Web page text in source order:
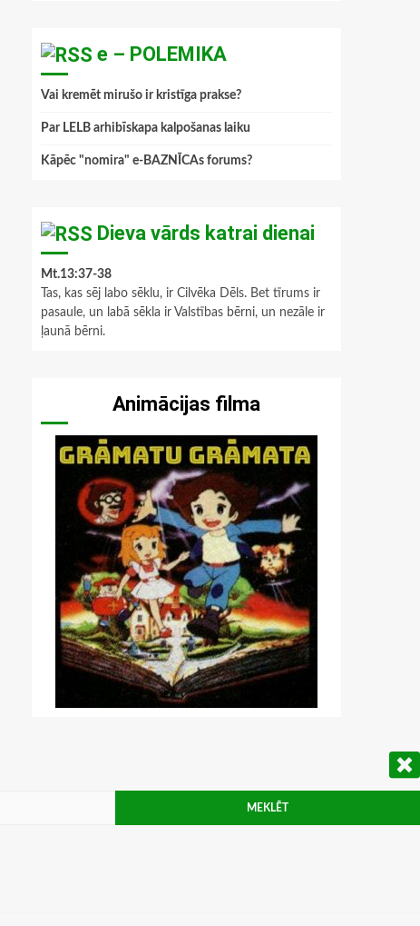
e – POLEMIKA
Vai kremēt mirušo ir kristīga prakse?
Par LELB arhibīskapa kalpošanas laiku
Kāpēc "nomira" e-BAZNĪCAs forums?
Dieva vārds katrai dienai
Mt.13:37-38
Tas, kas sēj labo sēklu, ir Cilvēka Dēls. Bet tīrums ir
pasaule, un labā sēkla ir Valstības bērni, un nezāle ir
ļaunā bērni.
Animācijas filma